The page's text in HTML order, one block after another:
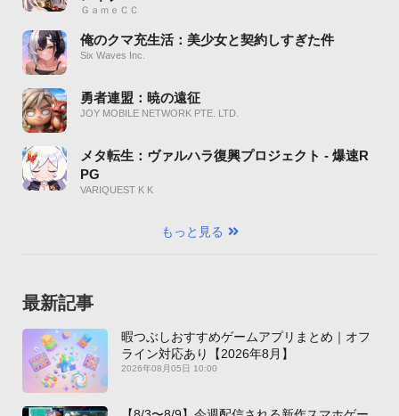
ＧａｍｅＣＣ
俺のクマ充生活：美少女と契約しすぎた件
Six Waves Inc.
勇者連盟：暁の遠征
JOY MOBILE NETWORK PTE. LTD.
メタ転生：ヴァルハラ復興プロジェクト - 爆速R
PG
VARIQUEST K K
もっと見る
最新記事
暇つぶしおすすめゲームアプリまとめ｜オフ
ライン対応あり【2026年8月】
2026年08月05日 10:00